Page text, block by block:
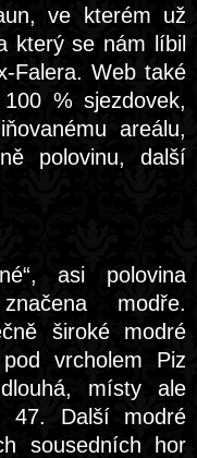
ve kterém už
který se nám líbil
Falera. Web také
% sjezdovek,
areálu,
polovinu, další
asi polovina
modře.
široké modré
vrcholem Piz
místy ale
47. Další modré
sousedních hor